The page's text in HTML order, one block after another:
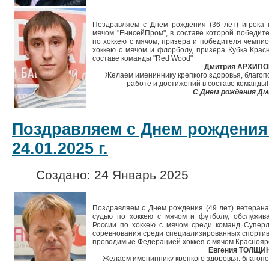
Поздравляем с Днем рождения (36 лет) игрока
мячом "ЕнисейПром", в составе которой
по хоккею с мячом, призера и победителя
хоккею с мячом и флорболу, призера Кубка
составе команды "Red Wood"
Дмитрия
Желаем имениннику крепкого здоровья,
работе и достижений в составе
С Днем рождения
Поздравляем с Днем
24.01.2025 г.
Создано: 24 Январь 2025
Поздравляем с Днем рождения (49 лет)
судью по хоккею с мячом и футболу,
России по хоккею с мячом среди команд
соревнования среди специализированных
проводимые Федерацией хоккея с мячом
Евгения
Желаем имениннику крепкого здоровья,